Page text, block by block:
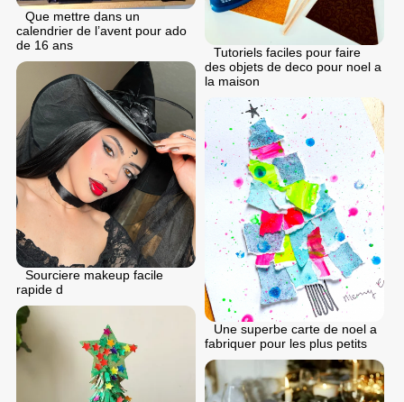
Tutoriels faciles pour faire
des objets de deco pour noel a
la maison
Que mettre dans un
calendrier de l’avent pour ado
de 16 ans
Sourciere makeup facile
rapide d
Une superbe carte de noel a
fabriquer pour les plus petits